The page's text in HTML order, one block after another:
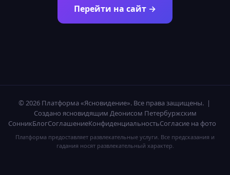
Перейти на сайт →
© 2026 Платформа «Ясновидение». Все права защищены. |
Создано ясновидящим Деонисом Петербуржским
СонникБлогСоглашениеКонфиденциальностьСогласие на фото
Платформа предоставляет развлекательные услуги. Все предсказания и
гадания носят развлекательный характер.